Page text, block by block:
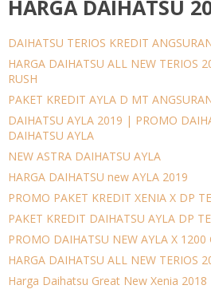
HARGA DAIHATSU
DAIHATSU TERIOS KREDIT
HARGA DAIHATSU ALL NEW TERIOS
RUSH
PAKET KREDIT AYLA D MT
DAIHATSU AYLA 2019 | PROMO
DAIHATSU AYLA
NEW ASTRA DAIHATSU AYLA
HARGA DAIHATSU new AYLA 2019
PROMO PAKET KREDIT XENIA X DP
PAKET KREDIT DAIHATSU AYLA DP
PROMO DAIHATSU NEW AYLA X 1200
HARGA DAIHATSU ALL NEW TERIOS
Harga Daihatsu Great New Xenia 2018